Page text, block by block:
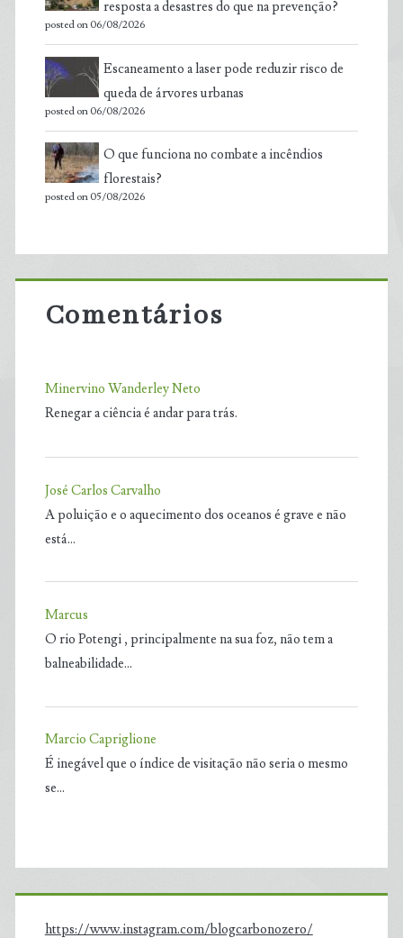
resposta a desastres do que na prevenção?
posted on 06/08/2026
Escaneamento a laser pode reduzir risco de
queda de árvores urbanas
posted on 06/08/2026
O que funciona no combate a incêndios
florestais?
posted on 05/08/2026
Comentários
Minervino Wanderley Neto
Renegar a ciência é andar para trás.
José Carlos Carvalho
A poluição e o aquecimento dos oceanos é grave e não
está…
Marcus
O rio Potengi , principalmente na sua foz, não tem a
balneabilidade…
Marcio Capriglione
É inegável que o índice de visitação não seria o mesmo
se…
https://www.instagram.com/blogcarbonozero/